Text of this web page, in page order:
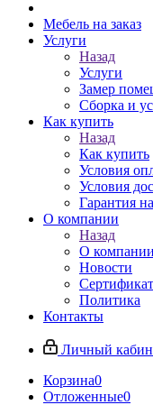
Мебель на заказ
Услуги
Назад
Услуги
Замер
Сборка и
Как купить
Назад
Как купить
Условия
Условия
Гарантия
О компании
Назад
О компании
Новости
Политика
Контакты
Личный
Корзина0
Отложенные0